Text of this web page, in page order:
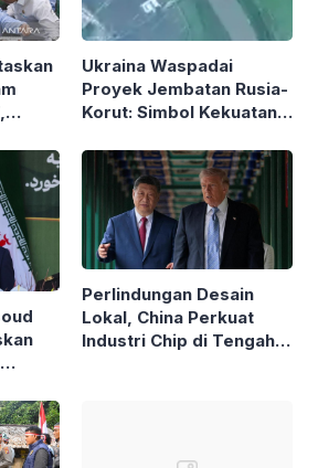
Ukraina Waspadai
Proyek Jembatan Rusia-
Korut: Simbol Kekuatan
Perlindungan Desain
Lokal, China Perkuat
Industri Chip di Tengah